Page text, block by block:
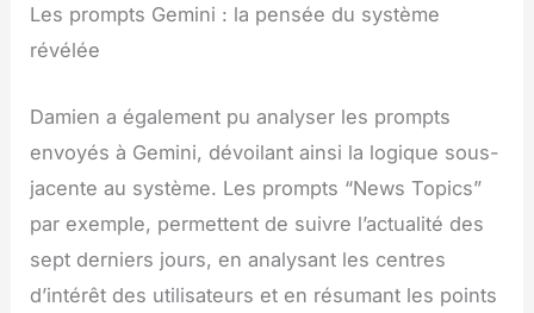
Les prompts Gemini : la pensée du système
révélée
Damien a également pu analyser les prompts
envoyés à Gemini, dévoilant ainsi la logique sous-
jacente au système. Les prompts “News Topics”
par exemple, permettent de suivre l’actualité des
sept derniers jours, en analysant les centres
d’intérêt des utilisateurs et en résumant les points